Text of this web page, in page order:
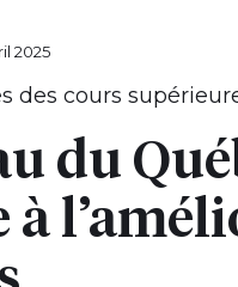
2025
des cours
du
à